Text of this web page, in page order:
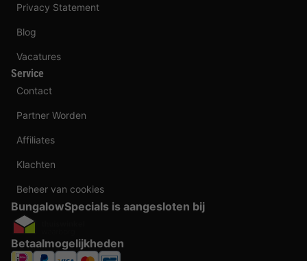
Privacy Statement
Blog
Vacatures
Service
Contact
Partner Worden
Affiliates
Klachten
Beheer van cookies
BungalowSpecials is aangesloten bij
Betaalmogelijkheden